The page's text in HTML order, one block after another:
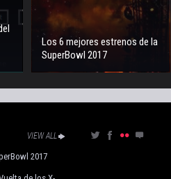
Los 6 mejores estrenos de la
SuperBowl 2017
VIEW ALL
2017